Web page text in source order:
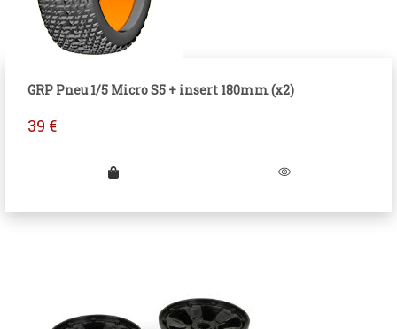
GRP Pneu 1/5 Micro S5 + insert 180mm (x2)
39 €